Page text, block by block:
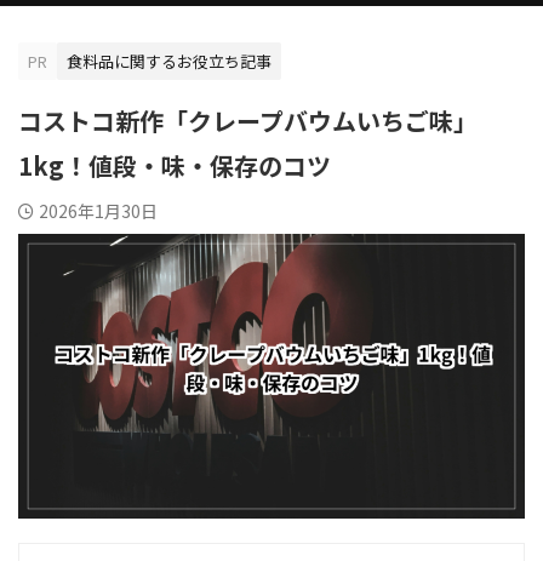
PR 食料品に関するお役立ち記事
コストコ新作「クレープバウムいちご味」
1kg！値段・味・保存のコツ
2026年1月30日